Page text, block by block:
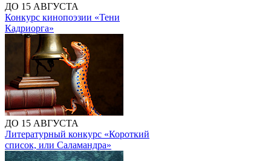
ДО 15 АВГУСТА
Конкурс кинопоэзии «Тени
Кадриорга»
ДО 15 АВГУСТА
Литературный конкурс «Короткий
список, или Саламандра»